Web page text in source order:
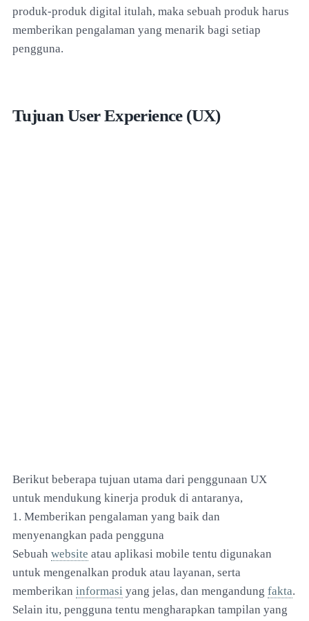
produk-produk digital itulah, maka sebuah produk harus
memberikan pengalaman yang menarik bagi setiap
pengguna.
Tujuan User Experience (UX)
Berikut beberapa tujuan utama dari penggunaan UX
untuk mendukung kinerja produk di antaranya,
1. Memberikan pengalaman yang baik dan
menyenangkan pada pengguna
Sebuah website atau aplikasi mobile tentu digunakan
untuk mengenalkan produk atau layanan, serta
memberikan informasi yang jelas, dan mengandung fakta.
Selain itu, pengguna tentu mengharapkan tampilan yang